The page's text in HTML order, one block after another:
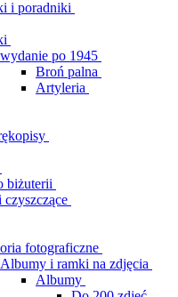
i poradniki
wydanie po 1945
Broń palna
Artyleria
biżuterii
czyszczące
fotograficzne
Albumy i ramki na zdjęcia
Albumy